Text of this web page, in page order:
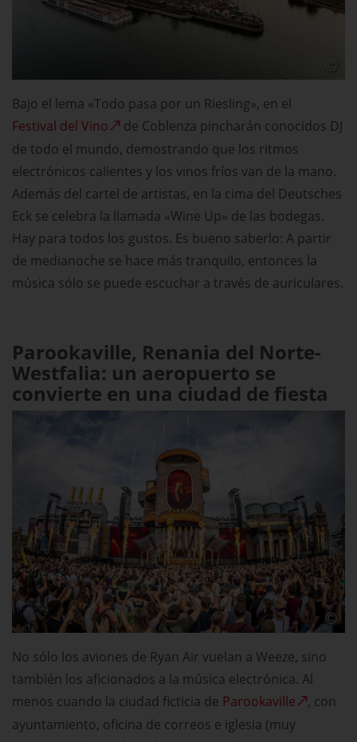
Bajo el lema «Todo pasa por un Riesling», en el
Festival del Vino
de Coblenza pincharán conocidos DJ
de todo el mundo, demostrando que los ritmos
electrónicos calientes y los vinos fríos van de la mano.
Además del cartel de artistas, en la cima del Deutsches
Eck se celebra la llamada «Wine Up» de las bodegas.
Hay para todos los gustos. Es bueno saberlo: A partir
de medianoche se hace más tranquilo, entonces la
música sólo se puede escuchar a través de auriculares.
Parookaville, Renania del Norte-
Westfalia: un aeropuerto se
convierte en una ciudad de fiesta
No sólo los aviones de Ryan Air vuelan a Weeze, sino
también los aficionados a la música electrónica. Al
menos cuando la ciudad ficticia de Parookaville
, con
ayuntamiento, oficina de correos e iglesia (muy